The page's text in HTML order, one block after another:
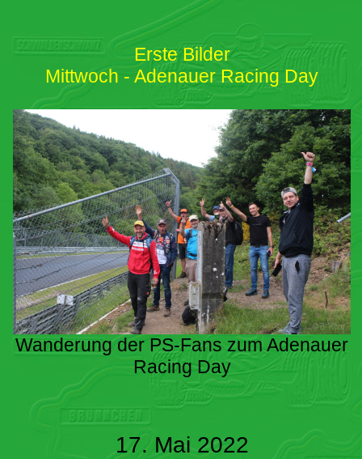
Erste Bilder
Mittwoch - Adenauer Racing Day
Wanderung der PS-Fans zum Adenauer
Racing Day
17. Mai 2022